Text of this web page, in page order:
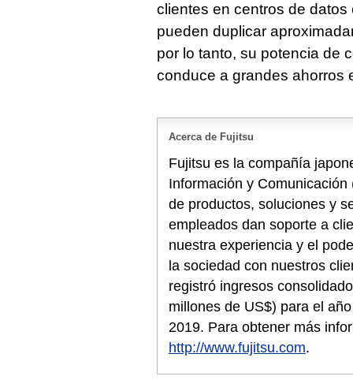
clientes en centros de
pueden duplicar
por lo tanto, su potencia de
conduce a grandes ahorros
Acerca de Fujitsu
Fujitsu es la compañía
Información y
de productos, soluciones y
empleados dan soporte a
nuestra experiencia y el
la sociedad con nuestros
registró ingresos
millones de US$) para el
2019. Para obtener más
http://www.fujitsu.com.